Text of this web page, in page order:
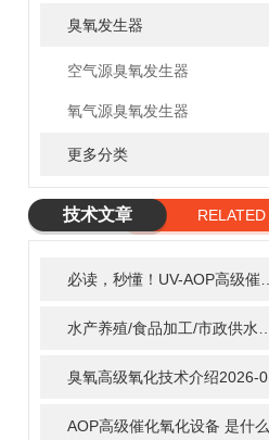
臭氧发生器
空气源臭氧发生器
氧气源臭氧发生器
更多分类
技术文章
RELATED
臭氧高级氧化技术介绍2026-02-27